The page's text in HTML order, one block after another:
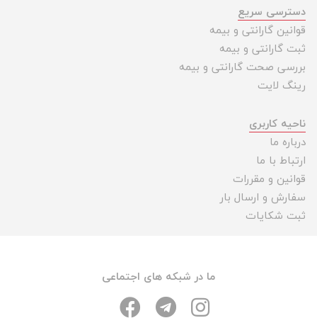
دسترسی سریع
قوانین گارانتی و بیمه
ثبت گارانتی و بیمه
بررسی صحت گارانتی و بیمه
رینگ لایت
ناحیه کاربری
درباره ما
ارتباط با ما
قوانین و مقررات
سفارش و ارسال بار
ثبت شکایات
ما در شبکه های اجتماعی